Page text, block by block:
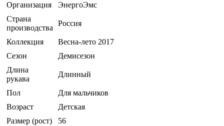
Организация
ЭнергоЭмс
Страна
производства
Россия
Коллекция
Весна-лето 2017
Сезон
Демисезон
Длина
рукава
Длинный
Пол
Для мальчиков
Возраст
Детская
Размер (рост)
56